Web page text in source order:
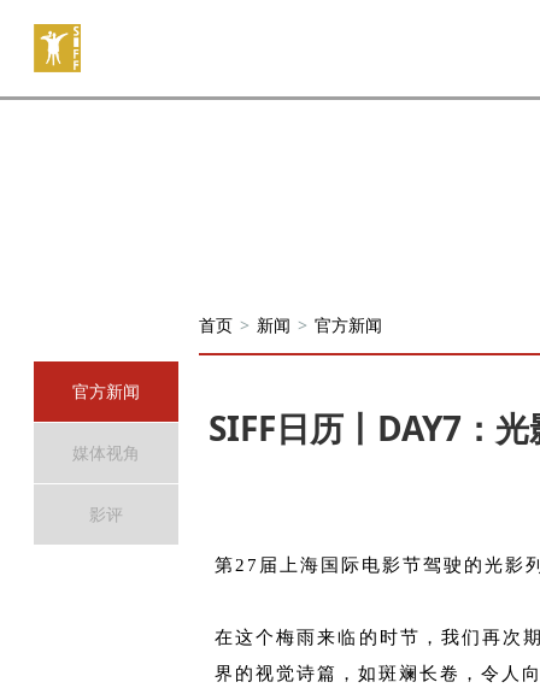
官方新闻
媒体视角
影评
首页 > 新闻 > 官方新闻
SIFF日历丨DAY7：
第27届上海国际电影节驾驶的光影
在这个梅雨来临的时节，我们再次
界的视觉诗篇，如斑斓长卷，令人